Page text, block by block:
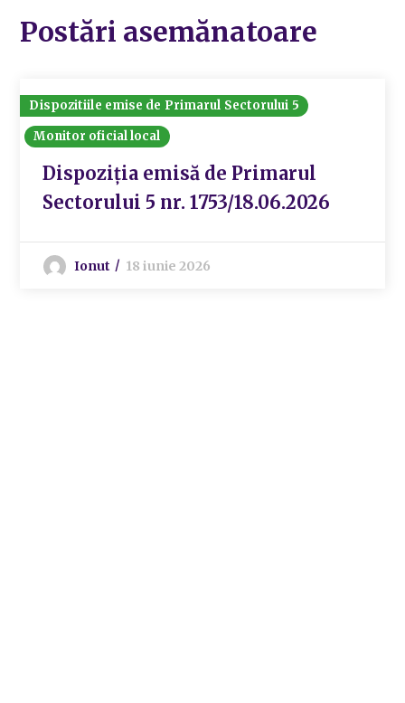
Postări asemănatoare
Dispozitiile emise de Primarul Sectorului 5
Monitor oficial local
Dispoziția emisă de Primarul
Sectorului 5 nr. 1753/18.06.2026
Ionut 18 iunie 2026